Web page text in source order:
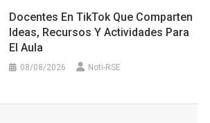
Docentes En TikTok Que Comparten
Ideas, Recursos Y Actividades Para
El Aula
08/08/2026 Noti-RSE